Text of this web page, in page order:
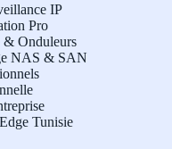
IP
Pro
& Onduleurs
NAS & SAN
Tunisie